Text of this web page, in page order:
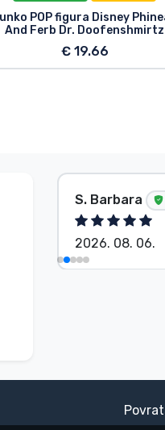
POP figura Disney
And Ferb Dr. Doofenshmirtz
€ 19.66
S. Barbara
2026. 08. 06.